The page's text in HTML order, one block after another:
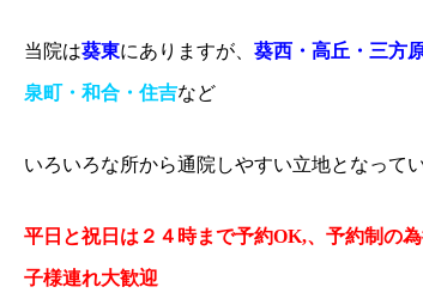
当院は葵東にありますが、 葵西・高丘・三方
泉町・和合・住吉など
いろいろな所から通院しやすい立地となってい
平日と祝日は２４時まで予約OK,、予約制の
子様連れ大歓迎